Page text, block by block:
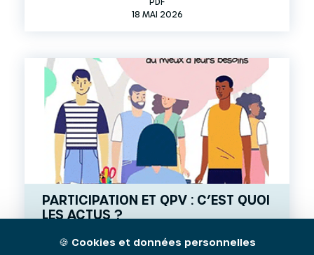
18 MAI 2026
PARTICIPATION ET QPV : C’EST QUOI
LES ACTUS ?
🍪 Cookies et données personnelles